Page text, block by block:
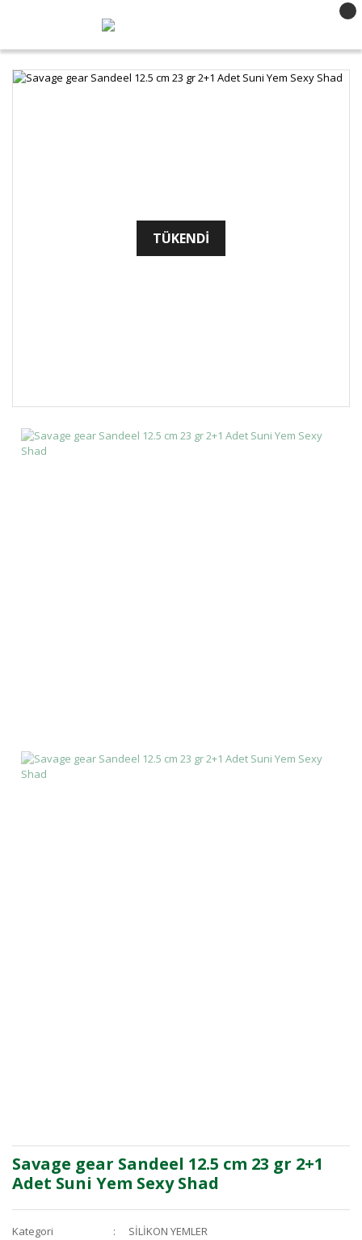
TÜKENDİ
Savage gear Sandeel 12.5 cm 23 gr 2+1
Adet Suni Yem Sexy Shad
Kategori
SİLİKON YEMLER